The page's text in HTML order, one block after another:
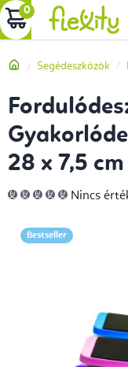
Ugrás
a
tartalomhoz
KOSÁR
Kezdőlap
Segédeszközök
28 x 7,5
A
termék
5-
ből
Nincs
Bestseller